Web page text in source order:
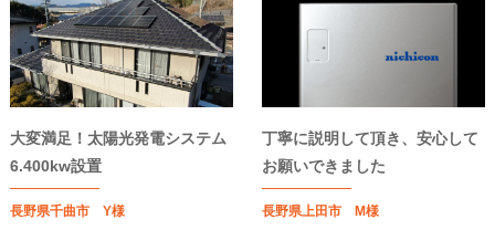
大変満足！太陽光発電システム
6.400kw設置
長野県千曲市 Y様
丁寧に説明して頂き、安心して
お願いできました
長野県上田市 M様